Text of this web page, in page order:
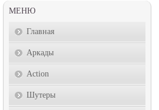
МЕНЮ
Главная
Аркады
Action
Шутеры